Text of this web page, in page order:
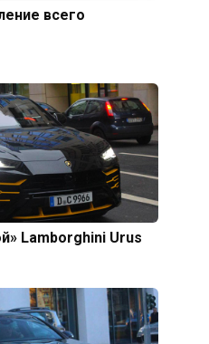
всего
Lamborghini Urus